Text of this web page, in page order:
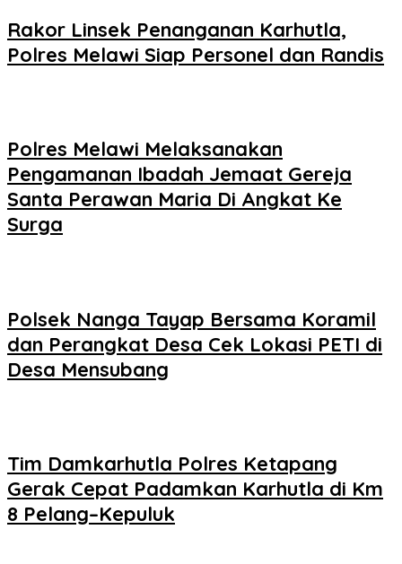
Rakor Linsek Penanganan Karhutla,
Polres Melawi Siap Personel dan Randis
Polres Melawi Melaksanakan
Pengamanan Ibadah Jemaat Gereja
Santa Perawan Maria Di Angkat Ke
Surga
Polsek Nanga Tayap Bersama Koramil
dan Perangkat Desa Cek Lokasi PETI di
Desa Mensubang
Tim Damkarhutla Polres Ketapang
Gerak Cepat Padamkan Karhutla di Km
8 Pelang–Kepuluk